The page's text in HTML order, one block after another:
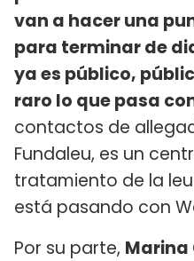
van a hacer una
para terminar de
ya es público,
raro lo que pasa
contactos de
Fundaleu, es un
tratamiento de la
está pasando con
Por su parte, Marina